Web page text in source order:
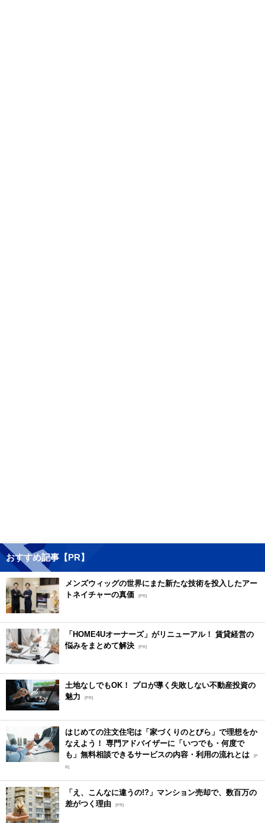
おすすめ記事【PR】
メンズウィッグの世界にまた新たな技術を投入したアー
トネイチャーの真価 [PR]
「HOME4Uオーナーズ」がリニューアル！ 賃貸経営の
悩みをまとめて解決 [PR]
土地なしでもOK！ プロが導く失敗しない不動産投資の
魅力
[PR]
はじめての注文住宅は「家づくりのとびら」で理想をか
なえよう！ 専門アドバイザーに「いつでも・何度で
も」無料相談できるサービスの内容・利用の流れとは [P
R]
「え、こんなに違うの!?」マンション売却で、数百万の
差がつく理由 [PR]